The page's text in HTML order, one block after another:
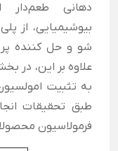
دهانی طعم‌دار
شو و حل کننده
علاوه بر این، در
به تثبیت
طبق تحقیقات
فرمولاسیون